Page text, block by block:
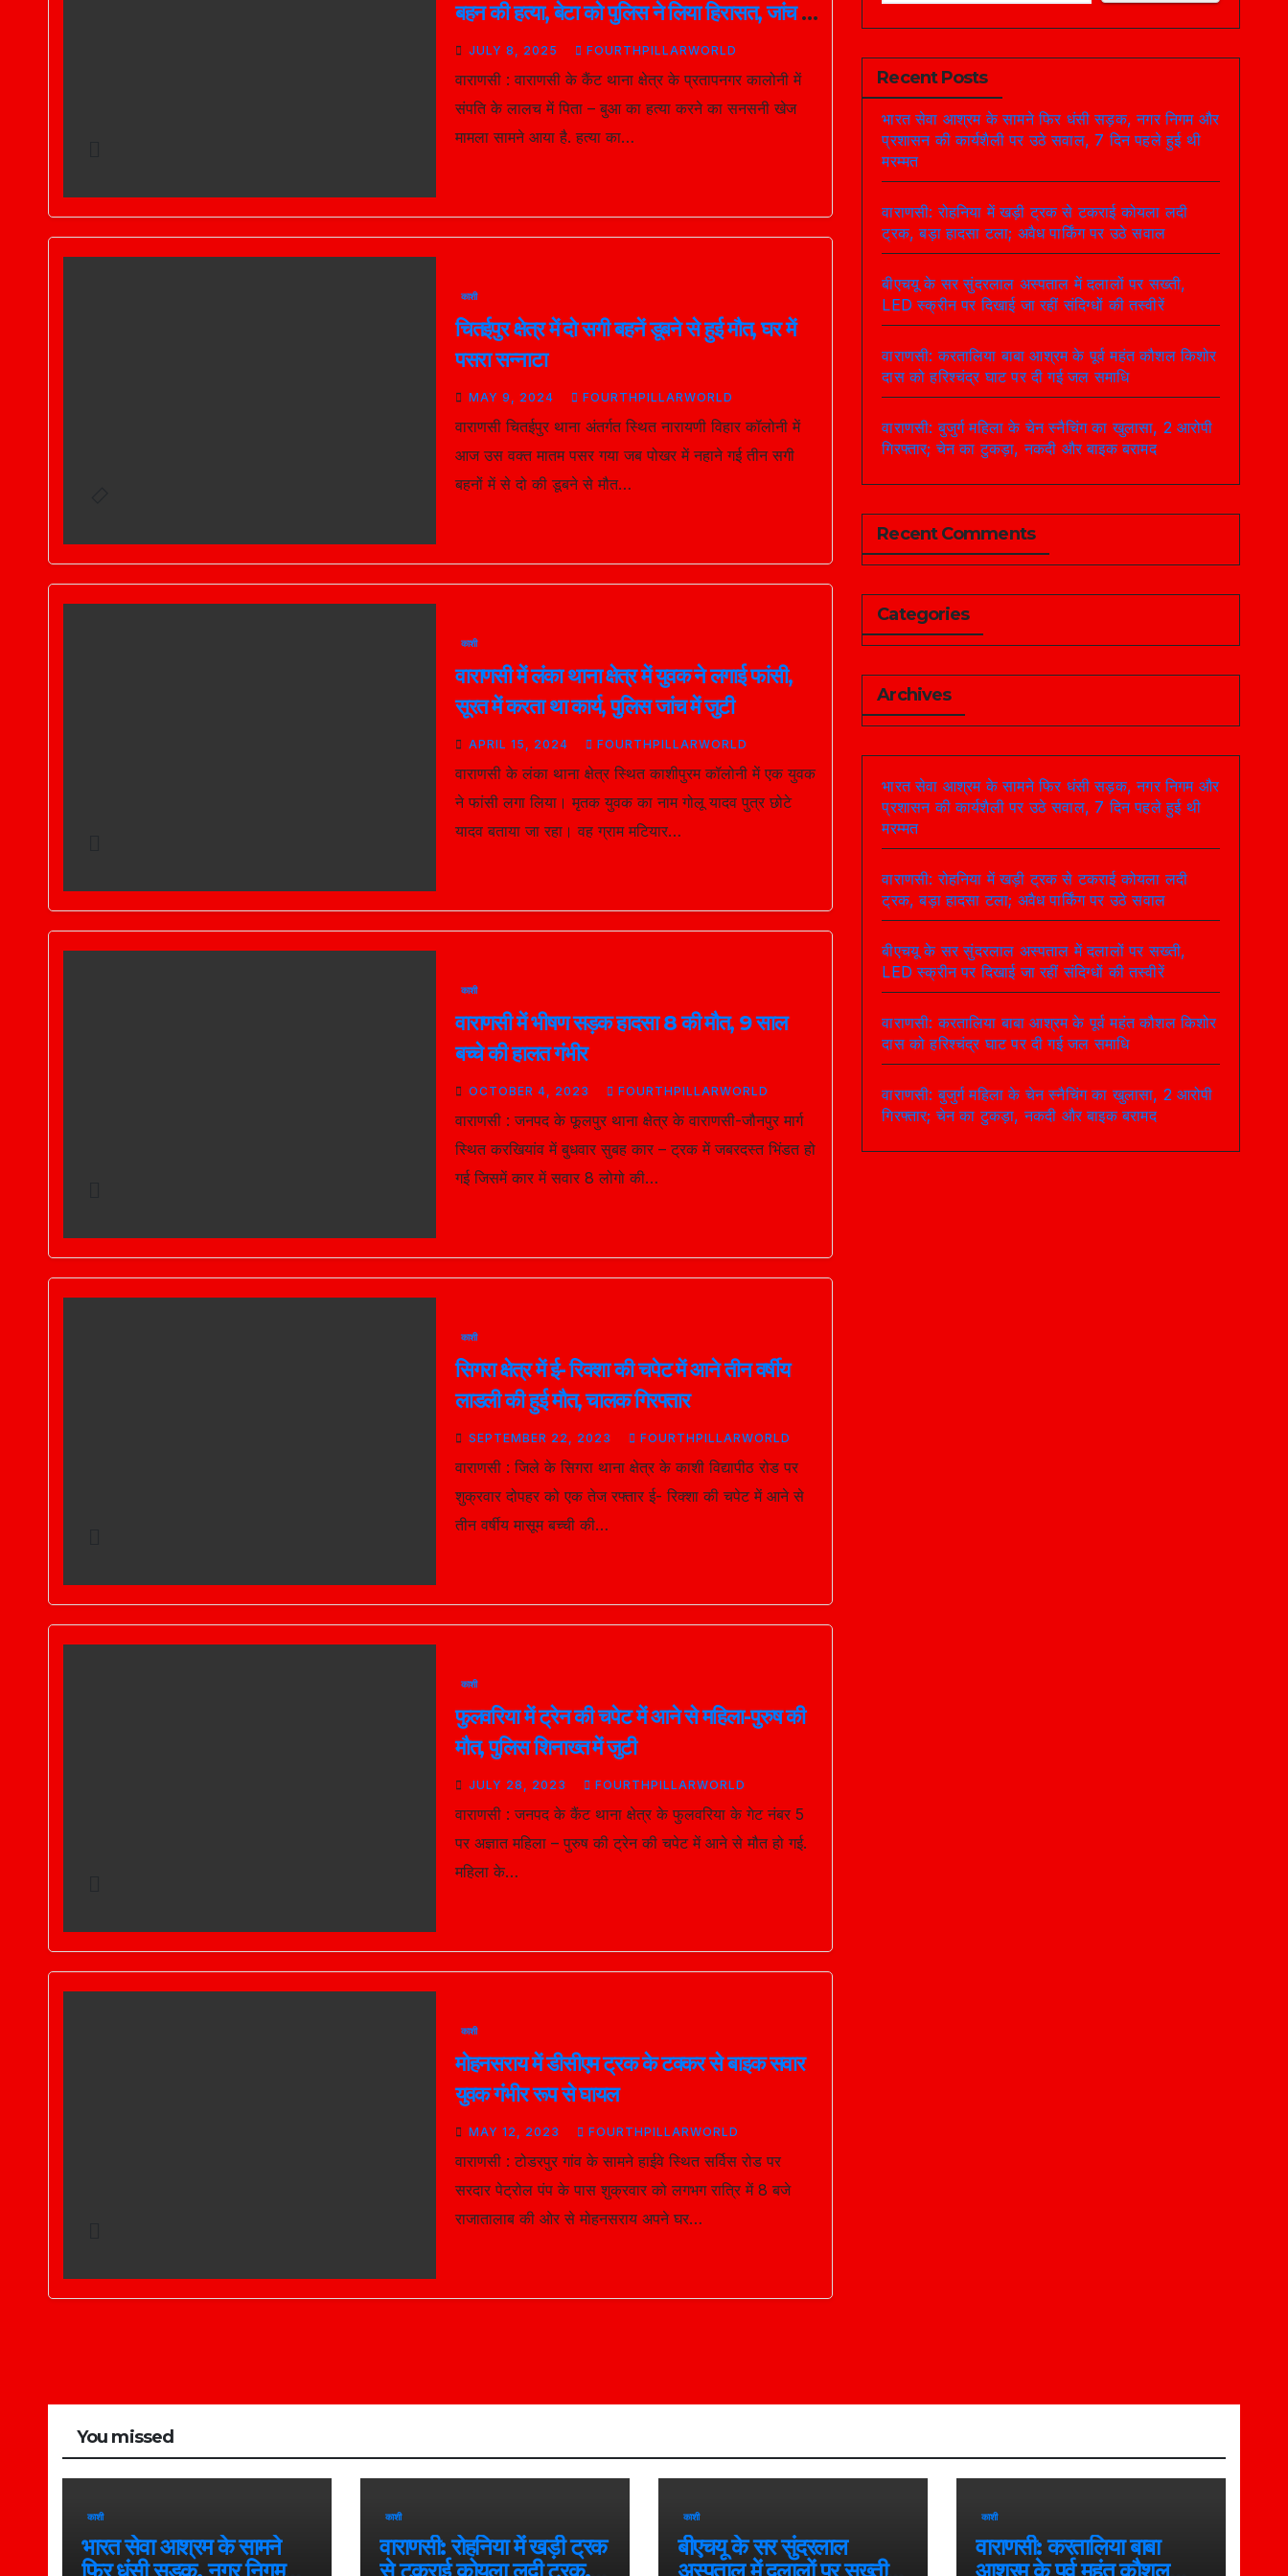
बहन की हत्या, बेटा को पुलिस ने लिया हिरासत, जांच में
जुटीJULY 8, 2025 FOURTHPILLARWORLD
वाराणसी : वाराणसी के कैंट थाना क्षेत्र के प्रतापनगर कालोनी में
संपति के लालच में पिता – बुआ का हत्या करने का सनसनी खेज
मामला सामने आया है. हत्या का…
काशी
चितईपुर क्षेत्र में दो सगी बहनें डूबने से हुई मौत, घर में
पसरा सन्नाटा
MAY 9, 2024 FOURTHPILLARWORLD
वाराणसी चितईपुर थाना अंतर्गत स्थित नारायणी विहार कॉलोनी में
आज उस वक्त मातम पसर गया जब पोखर में नहाने गई तीन सगी
बहनों में से दो की डूबने से मौत…
काशी
वाराणसी में लंका थाना क्षेत्र में युवक ने लगाई फांसी,
सूरत में करता था कार्य, पुलिस जांच में जुटी
APRIL 15, 2024 FOURTHPILLARWORLD
वाराणसी के लंका थाना क्षेत्र स्थित काशीपुरम कॉलोनी में एक युवक
ने फांसी लगा लिया। मृतक युवक का नाम गोलू यादव पुत्र छोटे
यादव बताया जा रहा। वह ग्राम मटियार…
काशी
वाराणसी में भीषण सड़क हादसा 8 की मौत, 9 साल
बच्चे की हालत गंभीर
OCTOBER 4, 2023 FOURTHPILLARWORLD
वाराणसी : जनपद के फूलपुर थाना क्षेत्र के वाराणसी-जौनपुर मार्ग
स्थित करखियांव में बुधवार सुबह कार – ट्रक में जबरदस्त भिंडत हो
गई जिसमें कार में सवार 8 लोगो की…
काशी
सिगरा क्षेत्र में ई- रिक्शा की चपेट में आने तीन वर्षीय
लाडली की हुई मौत, चालक गिरफ्तार
SEPTEMBER 22, 2023 FOURTHPILLARWORLD
वाराणसी : जिले के सिगरा थाना क्षेत्र के काशी विद्यापीठ रोड पर
शुक्रवार दोपहर को एक तेज रफ्तार ई- रिक्शा की चपेट में आने से
तीन वर्षीय मासूम बच्ची की…
काशी
फुलवरिया में ट्रेन की चपेट में आने से महिला-पुरुष की
मौत, पुलिस शिनाख्त में जुटी
JULY 28, 2023 FOURTHPILLARWORLD
वाराणसी : जनपद के कैंट थाना क्षेत्र के फुलवरिया के गेट नंबर 5
पर अज्ञात महिला – पुरुष की ट्रेन की चपेट में आने से मौत हो गई.
महिला के…
काशी
मोहनसराय में डीसीएम ट्रक के टक्कर से बाइक सवार
युवक गंभीर रूप से घायल
MAY 12, 2023 FOURTHPILLARWORLD
वाराणसी : टोडरपुर गांव के सामने हाईवे स्थित सर्विस रोड पर
सरदार पेट्रोल पंप के पास शुक्रवार को लगभग रात्रि में 8 बजे
राजातालाब की ओर से मोहनसराय अपने घर…
Recent Posts
भारत सेवा आश्रम के सामने फिर धंसी सड़क, नगर निगम और
प्रशासन की कार्यशैली पर उठे सवाल, 7 दिन पहले हुई थी
मरम्मत
वाराणसी: रोहनिया में खड़ी ट्रक से टकराई कोयला लदी
ट्रक, बड़ा हादसा टला; अवैध पार्किंग पर उठे सवाल
बीएचयू के सर सुंदरलाल अस्पताल में दलालों पर सख्ती,
LED स्क्रीन पर दिखाई जा रहीं संदिग्धों की तस्वीरें
वाराणसी: करतालिया बाबा आश्रम के पूर्व महंत कौशल किशोर
दास को हरिश्चंद्र घाट पर दी गई जल समाधि
वाराणसी: बुजुर्ग महिला के चेन स्नैचिंग का खुलासा, 2 आरोपी
गिरफ्तार; चेन का टुकड़ा, नकदी और बाइक बरामद
Recent Comments
Categories
Archives
भारत सेवा आश्रम के सामने फिर धंसी सड़क, नगर निगम और
प्रशासन की कार्यशैली पर उठे सवाल, 7 दिन पहले हुई थी
मरम्मत
वाराणसी: रोहनिया में खड़ी ट्रक से टकराई कोयला लदी
ट्रक, बड़ा हादसा टला; अवैध पार्किंग पर उठे सवाल
बीएचयू के सर सुंदरलाल अस्पताल में दलालों पर सख्ती,
LED स्क्रीन पर दिखाई जा रहीं संदिग्धों की तस्वीरें
वाराणसी: करतालिया बाबा आश्रम के पूर्व महंत कौशल किशोर
दास को हरिश्चंद्र घाट पर दी गई जल समाधि
वाराणसी: बुजुर्ग महिला के चेन स्नैचिंग का खुलासा, 2 आरोपी
गिरफ्तार; चेन का टुकड़ा, नकदी और बाइक बरामद
You missed
काशी
भारत सेवा आश्रम के सामने
काशी
वाराणसी: रोहनिया में खड़ी ट्रक
काशी
बीएचयू के सर सुंदरलाल
काशी
वाराणसी: करतालिया बाबा